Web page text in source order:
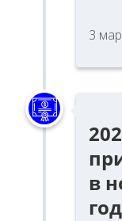
3
в